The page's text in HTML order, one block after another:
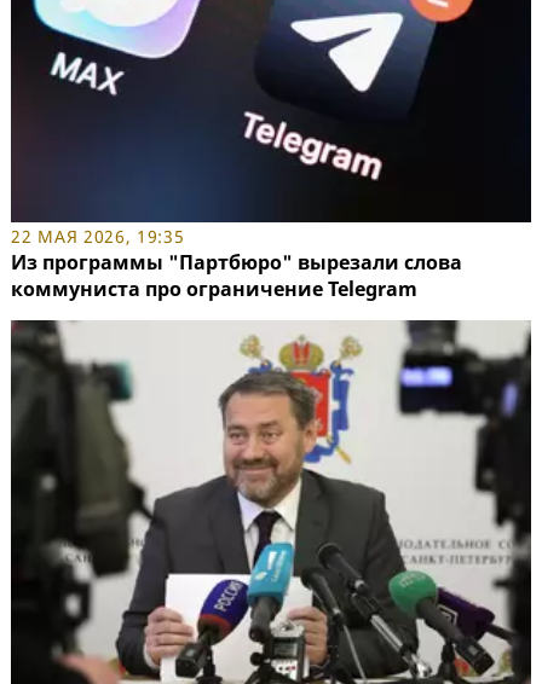
22 МАЯ 2026, 19:35
Из программы "Партбюро" вырезали слова
коммуниста про ограничение Telegram